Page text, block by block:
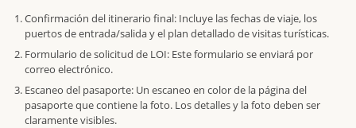
Confirmación del itinerario final: Incluye las fechas de viaje, los
puertos de entrada/salida y el plan detallado de visitas turísticas.
Formulario de solicitud de LOI: Este formulario se enviará por
correo electrónico.
Escaneo del pasaporte: Un escaneo en color de la página del
pasaporte que contiene la foto. Los detalles y la foto deben ser
claramente visibles.